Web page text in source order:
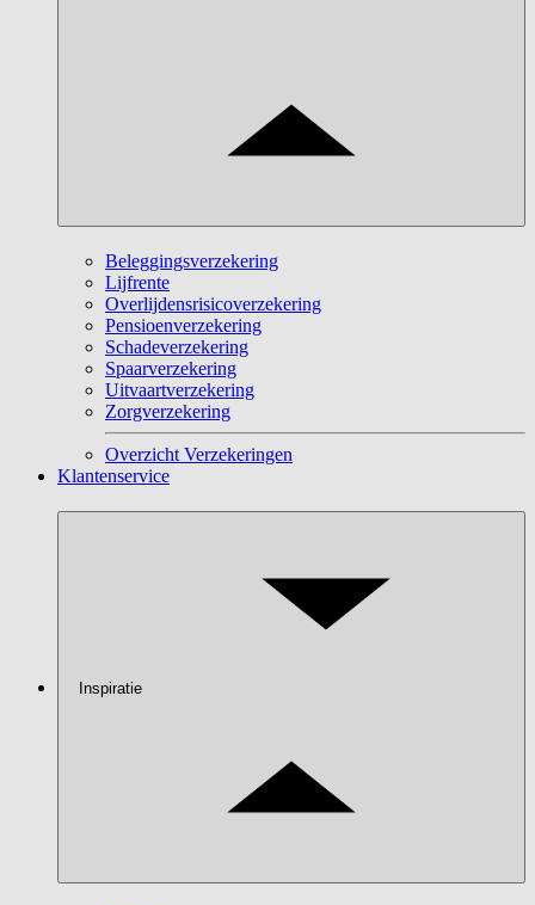
Beleggingsverzekering
Lijfrente
Overlijdensrisicoverzekering
Pensioenverzekering
Schadeverzekering
Spaarverzekering
Uitvaartverzekering
Zorgverzekering
Overzicht Verzekeringen
Klantenservice
Inspiratie